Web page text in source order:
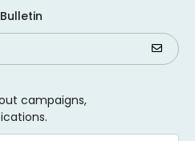
campaigns,